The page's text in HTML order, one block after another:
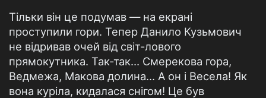
Тільки він це подумав — на екрані
проступили гори. Тепер Данило Кузьмович
не відривав очей від світ-лового
прямокутника. Так-так… Смерекова гора,
Ведмежа, Макова долина… А он і Весела! Як
вона куріла, кидалася снігом! Це був